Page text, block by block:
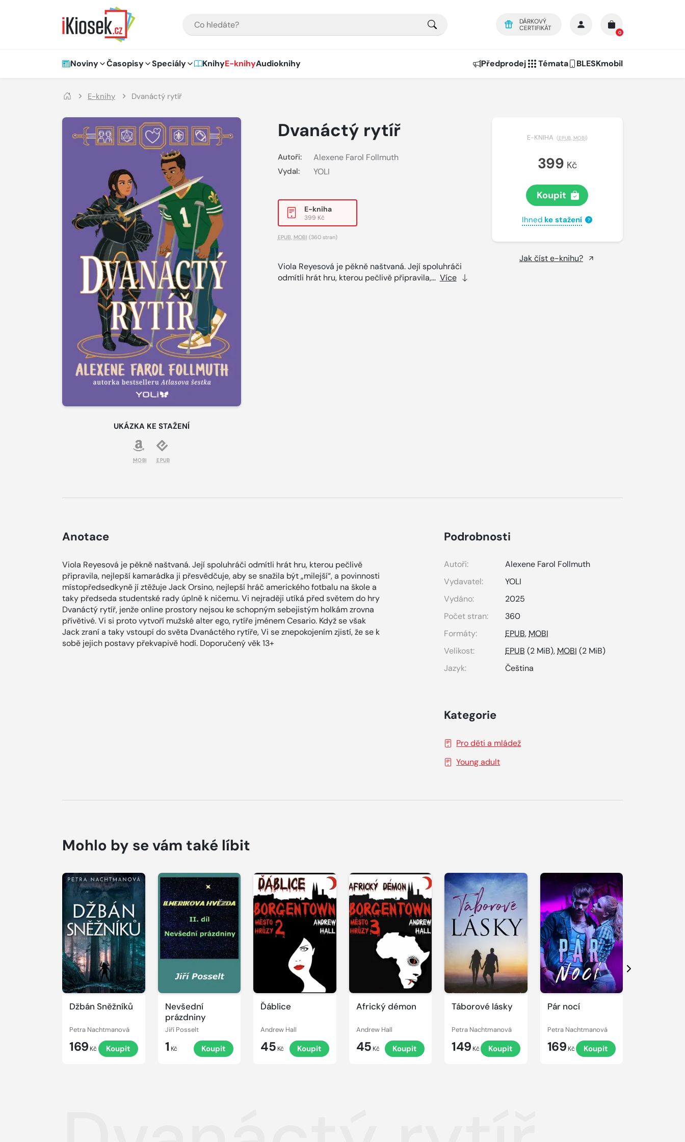
DÁRKOVÝ
CERTIFIKÁT
0
Hlavní navigace
Noviny Časopisy Speciály KnihyE-knihyAudioknihy Předprodej Témata BLESKmobil
E-knihy Dvanáctý rytíř
UKÁZKA KE STAŽENÍ
MOBI EPUB
Dvanáctý rytíř
Autoři: Alexene Farol Follmuth
Vydal: YOLI
E-kniha
399 Kč
EPUB MOBI (360 stran)
Viola Reyesová je pěkně naštvaná. Její spoluhráči
odmítli hrát hru, kterou pečlivě připravila,... Více
E-KNIHA (EPUB, MOBI)
399 Kč
Koupit
Ihned ke stažení ?
Jak číst e-knihu?
Anotace
Viola Reyesová je pěkně naštvaná. Její spoluhráči odmítli hrát hru, kterou pečlivě
připravila, nejlepší kamarádka ji přesvědčuje, aby se snažila být „milejší“, a povinnosti
místopředsedkyně jí ztěžuje Jack Orsino, nejlepší hráč amerického fotbalu na škole a
taky předseda studentské rady úplně k ničemu. Vi nejraději utíká před světem do hry
Dvanáctý rytíř, jenže online prostory nejsou ke schopným sebejistým holkám zrovna
přívětivé. Vi si proto vytvoří mužské alter ego, rytíře jménem Cesario. Když se však
Jack zraní a taky vstoupí do světa Dvanáctého rytíře, Vi se znepokojením zjistí, že se k
sobě jejich postavy překvapivě hodí. Doporučený věk 13+
Podrobnosti
Autoři:
Alexene Farol Follmuth
Vydavatel:
YOLI
Vydáno:
2025
Počet stran:
360
Formáty:
EPUB,MOBI
Velikost:
EPUB (2 MiB),MOBI (2 MiB)
Jazyk:
Čeština
Kategorie
Pro děti a mládež
Young adult
Mohlo by se vám také líbit
Džbán Sněžníků
Petra Nachtmanová
169 Kč Koupit
Nevšední
prázdniny
Jiří Posselt
1 Kč Koupit
Ďáblice
Andrew Hall
45 Kč Koupit
Africký démon
Andrew Hall
45 Kč Koupit
Táborové lásky
Petra Nachtmanová
149 Kč Koupit
Pár nocí
Petra Nachtmanová
169 Kč Koupit
Další